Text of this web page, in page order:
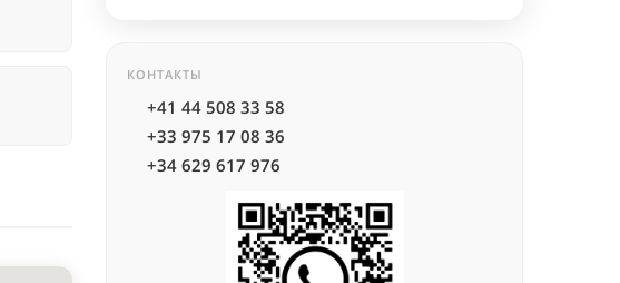
КОНТАКТЫ
+41 44 508 33 58
+33 975 17 08 36
+34 629 617 976